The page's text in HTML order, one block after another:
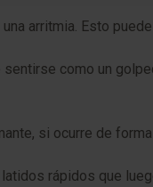
arritmia. Esto
como un
si ocurre de
rápidos que